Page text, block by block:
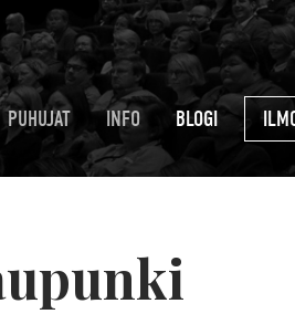
PUHUJAT INFO BLOGI